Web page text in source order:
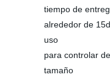
tiempo de
alrededor de
uso
para controlar
tamaño